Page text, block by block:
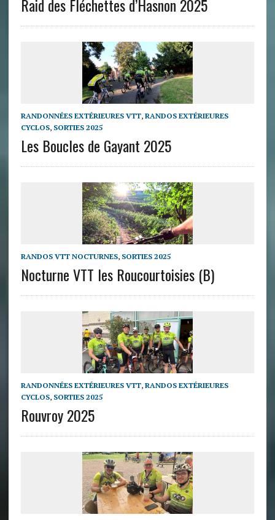
Raid des Fléchettes d’Hasnon 2025
RANDONNÉES EXTÉRIEURES VTT, RANDOS EXTÉRIEURES
CYCLOS, SORTIES 2025
Les Boucles de Gayant 2025
RANDOS VTT NOCTURNES, SORTIES 2025
Nocturne VTT les Roucourtoisies (B)
RANDONNÉES EXTÉRIEURES VTT, RANDOS EXTÉRIEURES
CYCLOS, SORTIES 2025
Rouvroy 2025